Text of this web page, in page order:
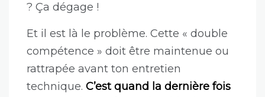
? Ça dégage !
Et il est là le problème. Cette « double
compétence » doit être maintenue ou
rattrapée avant ton entretien
technique. C’est quand la dernière fois